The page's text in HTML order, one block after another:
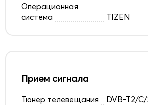
Операционная
система
TIZEN
Прием сигнала
Тюнер телевещания
DVB-T2/C/